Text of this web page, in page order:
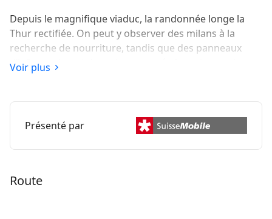
Depuis le magnifique viaduc, la randonnée longe la
Thur rectifiée. On peut y observer des milans à la
recherche de nourriture, tandis que des panneaux
d’information et des arbres rongés fournissent des
renseignements sur le castor, qui a élu domicile dans
la belle vieille ville de Bischofszell sont d’autres points
forts de cette étape plutôt plate.
Voir plus
Présenté par
Route